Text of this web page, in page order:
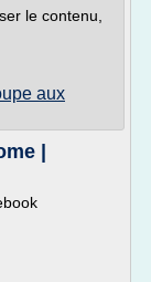
le contenu,
aux
|